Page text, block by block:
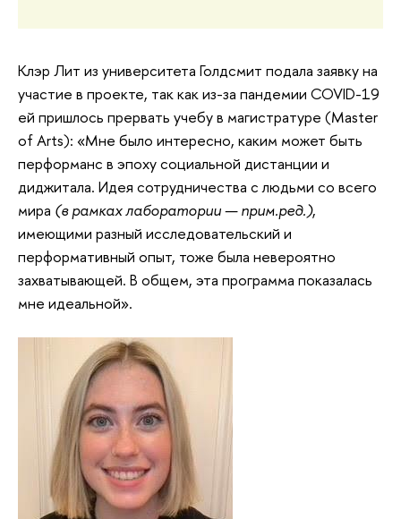
Клэр Лит из университета Голдсмит подала заявку на
участие в проекте, так как из-за пандемии COVID-19
ей пришлось прервать учебу в магистратуре (Master
of Arts): «Мне было интересно, каким может быть
перформанс в эпоху социальной дистанции и
диджитала. Идея сотрудничества с людьми со всего
мира (в рамках лаборатории — прим.ред.),
имеющими разный исследовательский и
перформативный опыт, тоже была невероятно
захватывающей. В общем, эта программа показалась
мне идеальной».